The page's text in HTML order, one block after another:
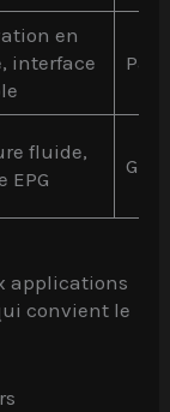
en
interface
fluide,
EPG
applications
convient le